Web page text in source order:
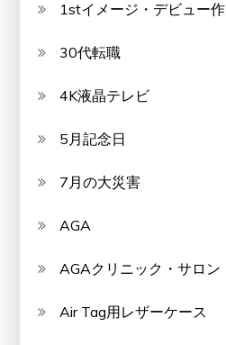
1stイメージ・デビュー作
30代転職
4K液晶テレビ
5月記念日
7月の大災害
AGA
AGAクリニック・サロン
Air Tag用レザーケース